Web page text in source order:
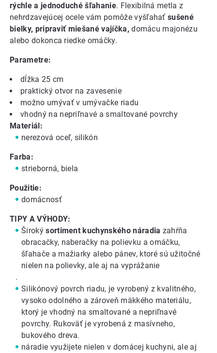
rýchle a jednoduché šľahanie. Flexibilná metla z
nehrdzavejúcej ocele vám pomôže vyšľahaťsušené
bielky, pripraviť miešané vajíčka, domácu majonézu
alebo dokonca riedke omáčky.
Parametre:
dĺžka 25 cm
praktický otvor na zavesenie
možno umývať v umývačke riadu
vhodný na nepriľnavé a smaltované povrchy
Materiál:
nerezová oceľ, silikón
Farba:
strieborná, biela
Použitie:
domácnosť
TIPY A VÝHODY:
Širokýsortiment kuchynského náradia zahŕňa
obracačky, naberačky na polievku a omáčku,
šľahače a mažiarky alebo pánev, ktoré sú užitočné
nielen na polievky, ale aj na vyprážanie
.
Silikónový povrch riadu, je vyrobený z kvalitného,
vysoko odolného a zároveň mäkkého materiálu,
ktorý je vhodný na smaltované a nepriľnavé
povrchy. Rukoväť je vyrobená z masívneho,
bukového dreva.
náradie využijete nielen v domácej kuchyni, ale aj